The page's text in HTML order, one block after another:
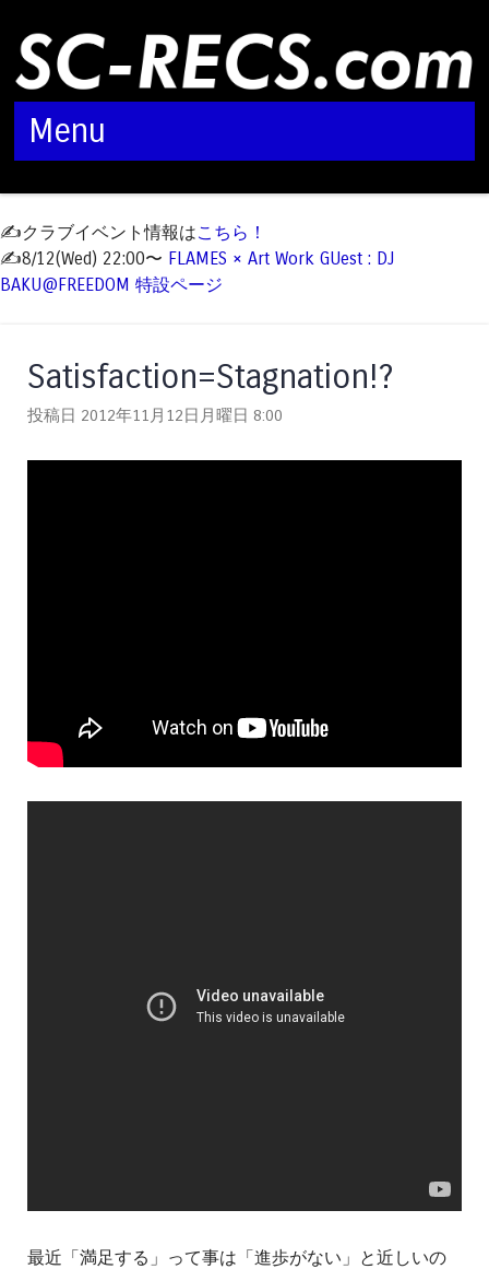
Menu
✍️クラブイベント情報はこちら！
✍️8/12(Wed) 22:00〜 FLAMES × Art Work GUest : DJ
BAKU@FREEDOM 特設ページ
Satisfaction=Stagnation!?
投稿日 2012年11月12日月曜日 8:00
最近「満足する」って事は「進歩がない」と近しいの